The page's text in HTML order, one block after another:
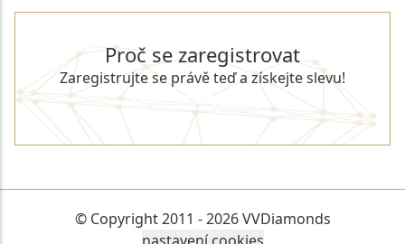
Proč se zaregistrovat
Zaregistrujte se právě teď a získejte slevu!
REGISTROVAT SE
© Copyright 2011 - 2026 VVDiamonds